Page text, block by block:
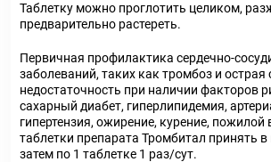
Таблетку можно проглотить целиком,
предварительно растереть.
Первичная профилактика сердечно-
заболеваний, таких как тромбоз и острая
недостаточность при наличии факторов
сахарный диабет, гиперлипидемия,
гипертензия, ожирение, курение, пожилой
таблетки препарата Тромбитал принять в
затем по 1 таблетке 1 раз/сут.